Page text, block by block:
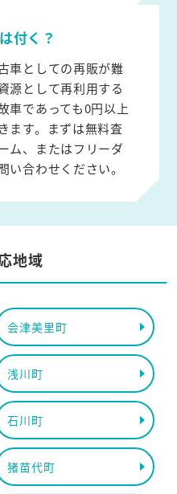
付く？
車としての再販が難
源として再利用する
車であっても0円以上
ます。まずは無料査
ム、またはフリーダ
い合わせください。
地域
会津美里町
浅川町
石川町
猪苗代町